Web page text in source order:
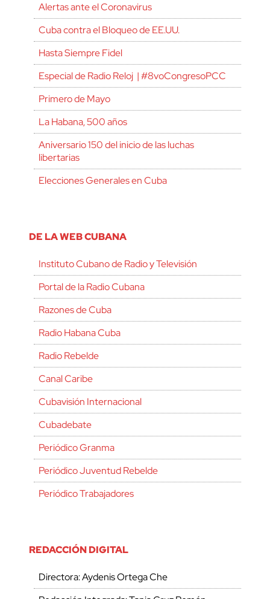
Alertas ante el Coronavirus
Cuba contra el Bloqueo de EE.UU.
Hasta Siempre Fidel
Especial de Radio Reloj | #8voCongresoPCC
Primero de Mayo
La Habana, 500 años
Aniversario 150 del inicio de las luchas
libertarias
Elecciones Generales en Cuba
DE LA WEB CUBANA
Instituto Cubano de Radio y Televisión
Portal de la Radio Cubana
Razones de Cuba
Radio Habana Cuba
Radio Rebelde
Canal Caribe
Cubavisión Internacional
Cubadebate
Periódico Granma
Periódico Juventud Rebelde
Periódico Trabajadores
REDACCIÓN DIGITAL
Directora: Aydenis Ortega Che